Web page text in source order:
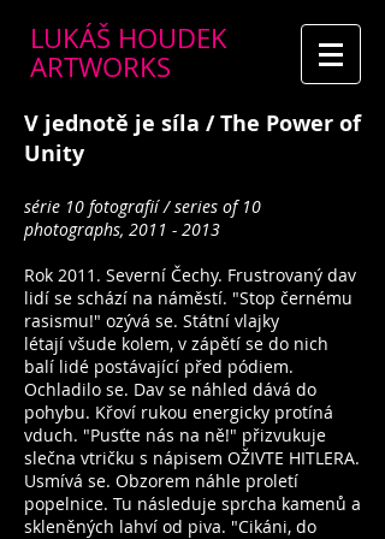
LUKÁŠ HOUDEK
ARTWORKS
V jednotě je síla / The Power of
Unity
série 10 fotografií / series of 10
photographs, 2011 - 2013
Rok 2011. Severní Čechy. Frustrovaný dav
lidí se schází na náměstí. "Stop černému
rasismu!" ozývá se. Státní vlajky
létají všude kolem, v zápětí se do nich
balí lidé postávající před pódiem.
Ochladilo se. Dav se náhled dává do
pohybu. Křoví rukou energicky protíná
vduch. "Pusťte nás na ně!" přizvukuje
slečna vtričku s nápisem OŽIVTE HITLERA.
Usmívá se. Obzorem náhle proletí
popelnice. Tu následuje sprcha kamenů a
skleněných lahví od piva. "Cikáni, do